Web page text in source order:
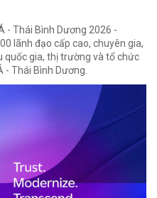
- Thái Bình Dương 2026 -
lãnh đạo cấp cao, chuyên gia,
quốc gia, thị trường và tổ chức
Thái Bình Dương.